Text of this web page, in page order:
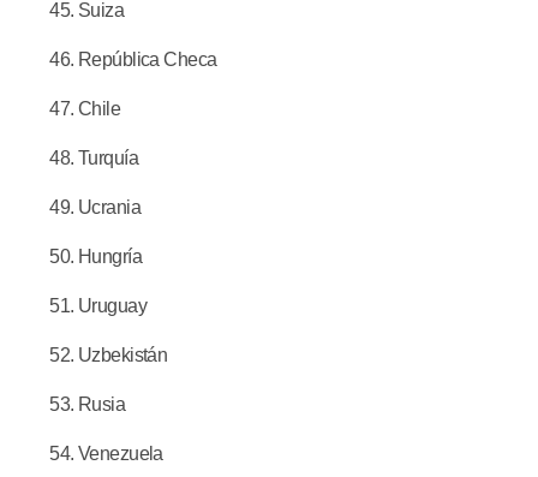
Suiza
República Checa
Chile
Turquía
Ucrania
Hungría
Uruguay
Uzbekistán
Rusia
Venezuela